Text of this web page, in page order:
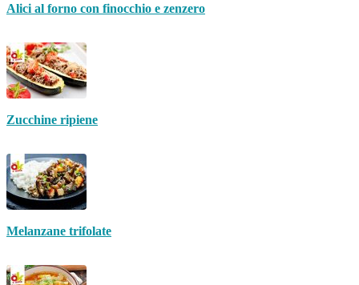
Alici al forno con finocchio e zenzero
Zucchine ripiene
Melanzane trifolate